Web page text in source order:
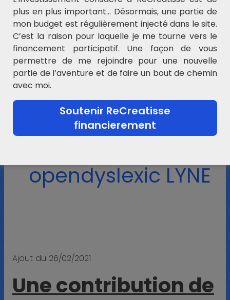
ROUE present
VERBES EN ER LYNE
opendyslexic LYNE
Ajout du 26/02/2021
Une contribution de
plus en plus important… Désormais, une partie de
mon budget est régulièrement injecté dans le site.
C’est la raison pour laquelle je me tourne vers le
financement participatif. Une façon de vous
permettre de me rejoindre pour une nouvelle
partie de l’aventure et de faire un bout de chemin
avec moi.
Soutenir ReCreatisse
financierement